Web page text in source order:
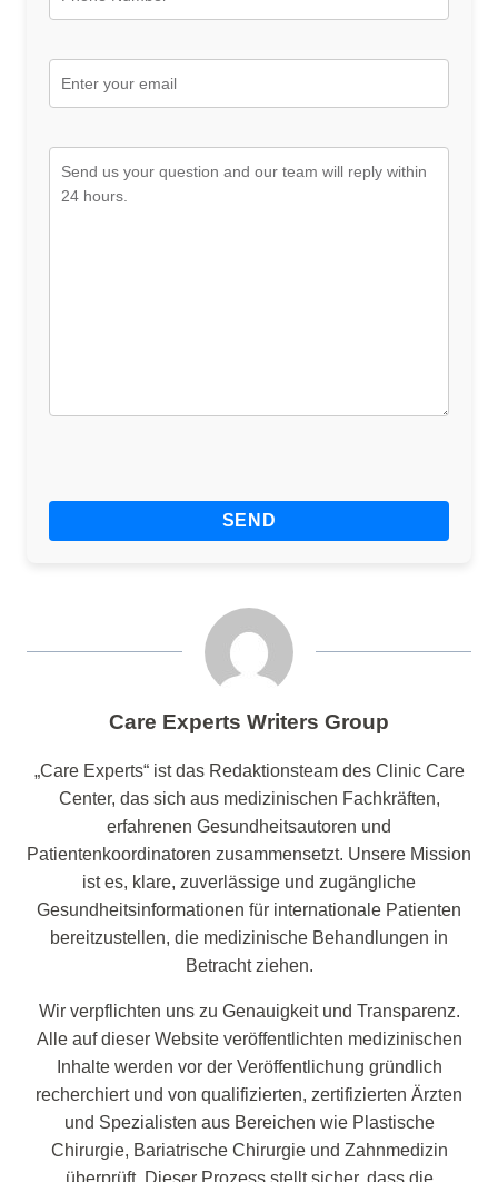
Care Experts Writers Group
„Care Experts“ ist das Redaktionsteam des Clinic Care
Center, das sich aus medizinischen Fachkräften,
erfahrenen Gesundheitsautoren und
Patientenkoordinatoren zusammensetzt. Unsere Mission
ist es, klare, zuverlässige und zugängliche
Gesundheitsinformationen für internationale Patienten
bereitzustellen, die medizinische Behandlungen in
Betracht ziehen.
Wir verpflichten uns zu Genauigkeit und Transparenz.
Alle auf dieser Website veröffentlichten medizinischen
Inhalte werden vor der Veröffentlichung gründlich
recherchiert und von qualifizierten, zertifizierten Ärzten
und Spezialisten aus Bereichen wie Plastische
Chirurgie, Bariatrische Chirurgie und Zahnmedizin
überprüft. Dieser Prozess stellt sicher, dass die